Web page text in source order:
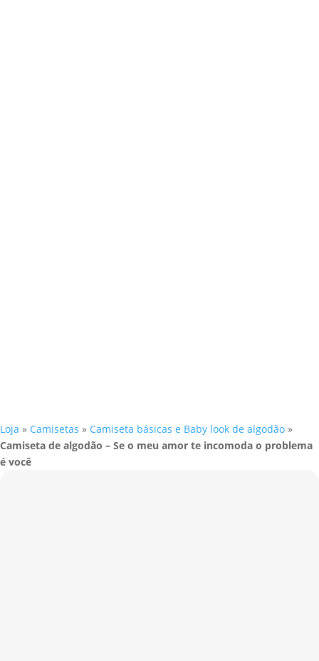
Loja » Camisetas » Camiseta básicas e Baby look de algodão »
Camiseta de algodão – Se o meu amor te incomoda o problema
é você